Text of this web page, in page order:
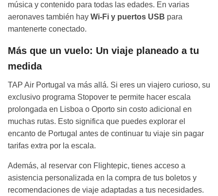
música y contenido para todas las edades. En varias
aeronaves también hay Wi-Fi y puertos USB para
mantenerte conectado.
Más que un vuelo: Un viaje planeado a tu
medida
TAP Air Portugal va más allá. Si eres un viajero curioso, su
exclusivo programa Stopover te permite hacer escala
prolongada en Lisboa o Oporto sin costo adicional en
muchas rutas. Esto significa que puedes explorar el
encanto de Portugal antes de continuar tu viaje sin pagar
tarifas extra por la escala.
Además, al reservar con Flightepic, tienes acceso a
asistencia personalizada en la compra de tus boletos y
recomendaciones de viaje adaptadas a tus necesidades.